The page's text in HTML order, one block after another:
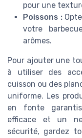
pour une
Poissons :
votre
arômes.
Pour ajouter une
à utiliser des
cuisson ou des
uniforme. Les
en fonte
efficace et un
sécurité, gardez